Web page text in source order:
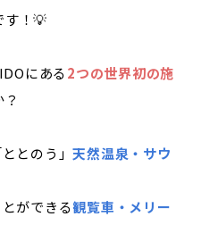
す！💡
にある2つの世界初の施
とのう」天然温泉・サウ
ができる観覧車・メリー